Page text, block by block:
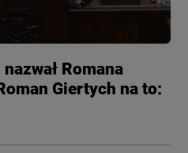
Romana
Giertych na to: